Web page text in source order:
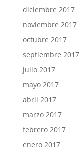
diciembre 2017
noviembre 2017
octubre 2017
septiembre 2017
julio 2017
mayo 2017
abril 2017
marzo 2017
febrero 2017
enero 2017